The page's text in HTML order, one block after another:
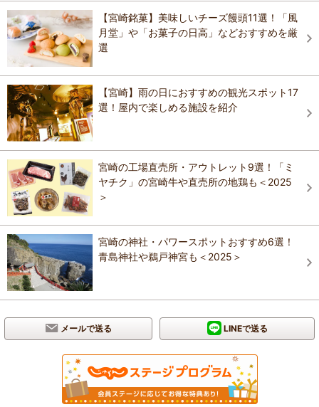
【宮崎銘菓】美味しいチーズ饅頭11選！「風
月堂」や「お菓子の日高」などおすすめを厳
選
【宮崎】雨の日におすすめの観光スポット17
選！屋内で楽しめる施設を紹介
宮崎の工場直売所・アウトレット9選！「ミ
ヤチク」の宮崎牛や直売所の地鶏も＜2025
＞
宮崎の神社・パワースポットおすすめ6選！
青島神社や鵜戸神宮も＜2025＞
メールで送る LINEで送る